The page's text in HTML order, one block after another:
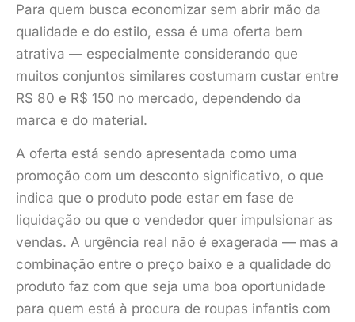
Para quem busca economizar sem abrir mão da
qualidade e do estilo, essa é uma oferta bem
atrativa — especialmente considerando que
muitos conjuntos similares costumam custar entre
R$ 80 e R$ 150 no mercado, dependendo da
marca e do material.
A oferta está sendo apresentada como uma
promoção com um desconto significativo, o que
indica que o produto pode estar em fase de
liquidação ou que o vendedor quer impulsionar as
vendas. A urgência real não é exagerada — mas a
combinação entre o preço baixo e a qualidade do
produto faz com que seja uma boa oportunidade
para quem está à procura de roupas infantis com